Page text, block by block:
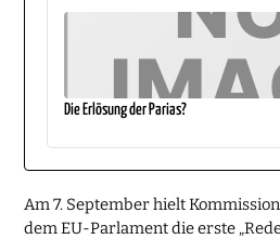
Die Erlösung der Parias?
Am 7. September hielt
dem EU-Parlament die erste